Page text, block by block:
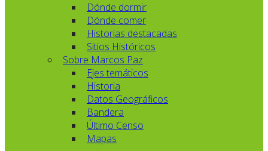
Dónde dormir
Dónde comer
Historias destacadas
Sitios Históricos
Sobre Marcos Paz
Ejes temáticos
Historia
Datos Geográficos
Bandera
Último Censo
Mapas